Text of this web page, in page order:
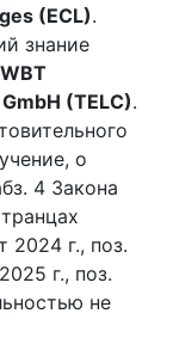
(ECL).
знание
(TELC).
о
4 Закона
2024 г., поз.
г., поз.
не